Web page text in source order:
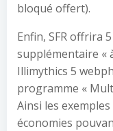
bloqué offert).
Enfin, SFR offrira
supplémentaire «
Illimythics 5
programme «
Ainsi les
économies